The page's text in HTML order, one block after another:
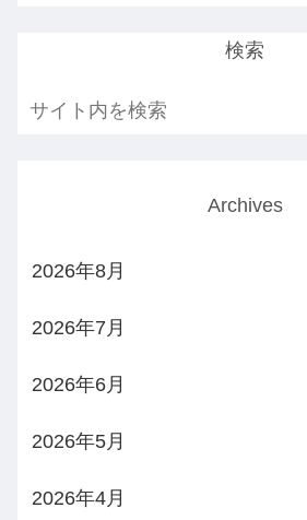
検索
Archives
2026年8月
2026年7月
2026年6月
2026年5月
2026年4月